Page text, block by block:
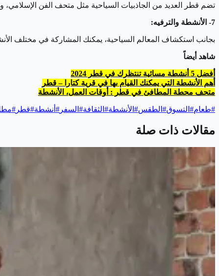
تضم قطر العديد من الجاذبيات السياحية مثل متحف الفن الإسلامي،
7- الأنشطة والترفيه:
بجانب استكشاف المعالم السياحية، يمكنك المشاركة في مختلف
شاهد أيضاً
أفضل 5 أنشطة مسائية تنتظرك في قطر 2024
أهم الأنشطة التي يمكنك القيام بها في قرية كتارا – قطر
متحف محطة المطافئ في قطر : أوقات العمل، الأنشطة
#طعام# التسوق# الطقس# الأنشطة# الثقافة# السفر # أنشطة#قطر #
مقالات ذات صلة